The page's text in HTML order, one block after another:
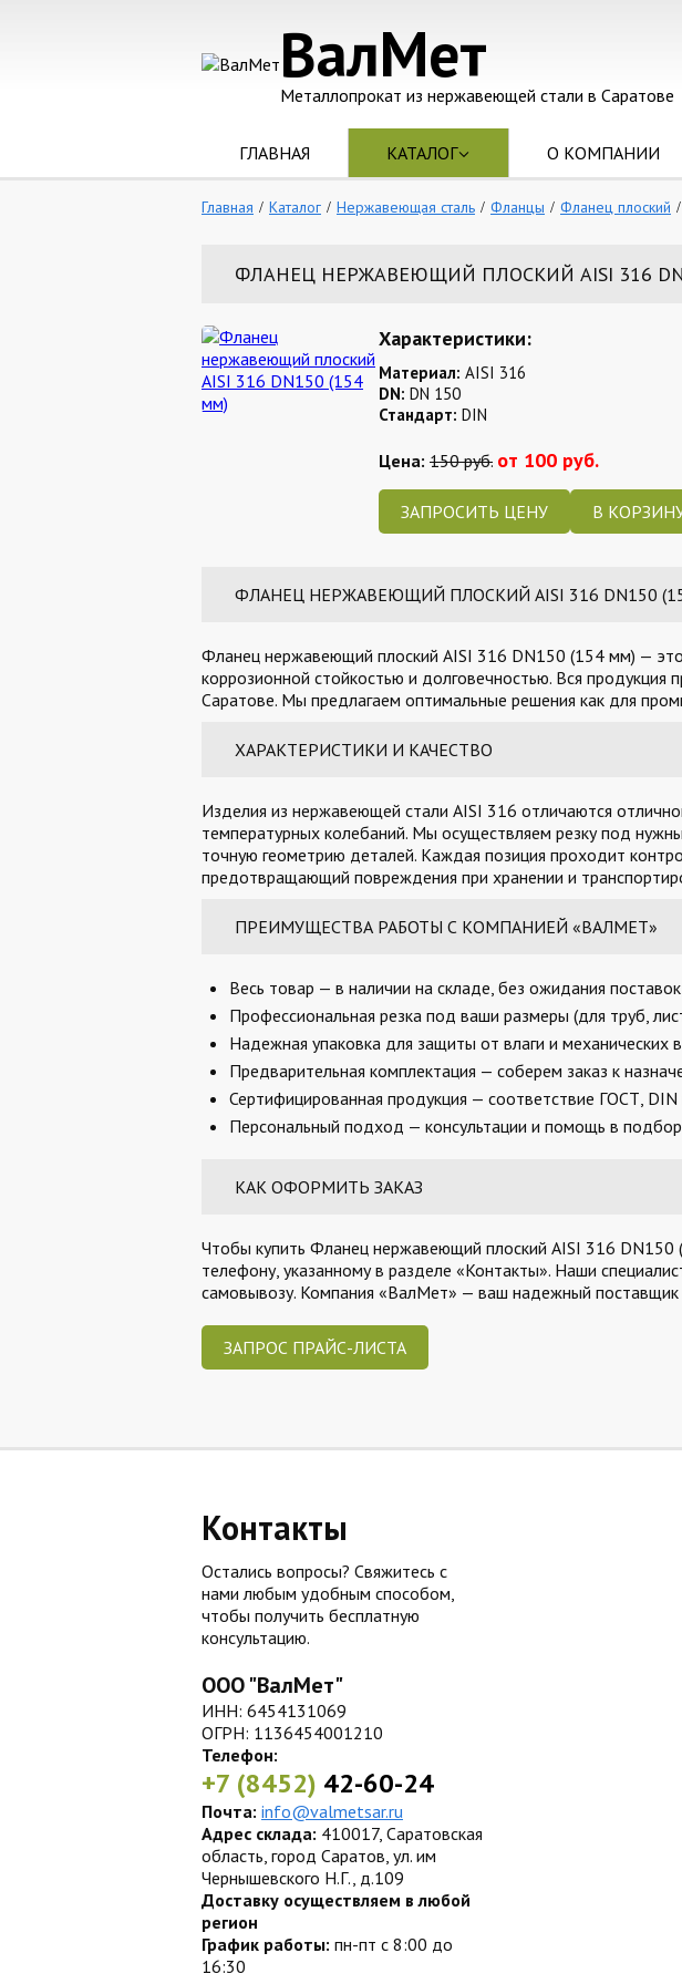
ВалМет
Металлопрокат из нержавеющей стали в Саратове
ГЛАВНАЯ КАТАЛОГ О КОМПАНИИ
Главная Каталог Нержавеющая сталь Фланцы Фланец плоский
ФЛАНЕЦ НЕРЖАВЕЮЩИЙ ПЛОСКИЙ AISI 316
Характеристики:
Материал: AISI 316
DN: DN 150
Стандарт: DIN
Цена: 150 руб. от 100 руб.
ЗАПРОСИТЬ ЦЕНУ
ФЛАНЕЦ НЕРЖАВЕЮЩИЙ ПЛОСКИЙ AISI 316 DN150
Фланец нержавеющий плоский AISI 316 DN150 (154 мм) —
коррозионной стойкостью и долговечностью. Вся
Саратове. Мы предлагаем оптимальные решения как для
ХАРАКТЕРИСТИКИ И КАЧЕСТВО
Изделия из нержавеющей стали AISI 316 отличаются
температурных колебаний. Мы осуществляем резку под
точную геометрию деталей. Каждая позиция проходит
предотвращающий повреждения при хранении и
ПРЕИМУЩЕСТВА РАБОТЫ С КОМПАНИЕЙ «ВАЛМЕТ»
Весь товар — в наличии на складе, без ожидания
Профессиональная резка под ваши размеры (для труб,
Надежная упаковка для защиты от влаги и механических
Предварительная комплектация — соберем заказ к
Сертифицированная продукция — соответствие ГОСТ, DIN
Персональный подход — консультации и помощь в
КАК ОФОРМИТЬ ЗАКАЗ
Чтобы купить Фланец нержавеющий плоский AISI 316 DN150
телефону, указанному в разделе «Контакты». Наши
самовывозу. Компания «ВалМет» — ваш надежный
ЗАПРОС ПРАЙС-ЛИСТА
Контакты
Остались вопросы? Свяжитесь с
нами любым удобным способом,
чтобы получить бесплатную
консультацию.
ООО "ВалМет"
ИНН: 6454131069
ОГРН: 1136454001210
Телефон:
+7 (8452) 42-60-24
Почта: info@valmetsar.ru
Адрес склада: 410017, Саратовская
область, город Саратов, ул. им
Чернышевского Н.Г., д.109
Доставку осуществляем в любой
регион
График работы: пн-пт с 8:00 до
16:30